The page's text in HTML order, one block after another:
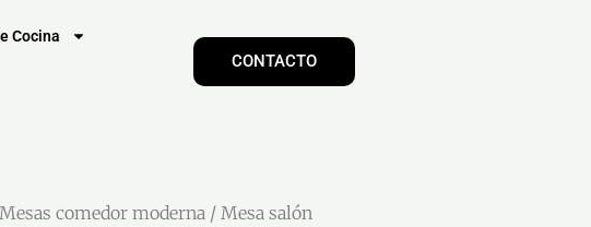
Cocina
CONTACTO
Mesas comedor moderna / Mesa salón